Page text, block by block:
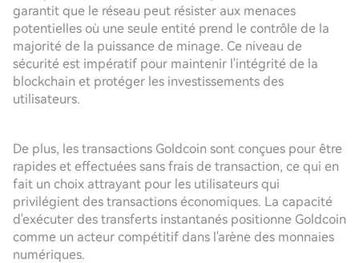
garantit que le réseau peut résister aux menaces
potentielles où une seule entité prend le contrôle de la
majorité de la puissance de minage. Ce niveau de
sécurité est impératif pour maintenir l'intégrité de la
blockchain et protéger les investissements des
utilisateurs.
De plus, les transactions Goldcoin sont conçues pour être
rapides et effectuées sans frais de transaction, ce qui en
fait un choix attrayant pour les utilisateurs qui
privilégient des transactions économiques. La capacité
d'exécuter des transferts instantanés positionne Goldcoin
comme un acteur compétitif dans l'arène des monnaies
numériques.